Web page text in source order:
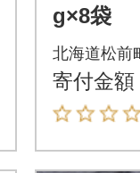
g×8袋
北海道松前
寄付金額